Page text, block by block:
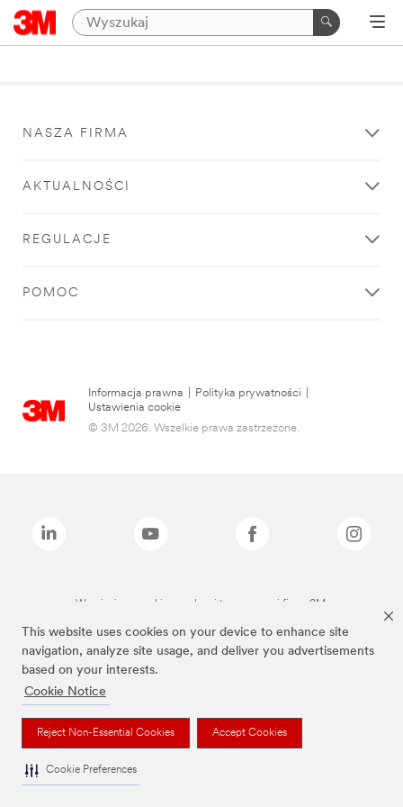
This website uses cookies on your device to enhance site
navigation, analyze site usage, and deliver you advertisements
based on your interests.
Cookie Notice
Reject Non-Essential Cookies Accept Cookies
Cookie Preferences
NASZA FIRMA
AKTUALNOŚCI
REGULACJE
POMOC
Informacja prawna Polityka prywatności
Ustawienia cookie
© 3M 2026. Wszelkie prawa zastrzeżone.
Wymienione marki są znakami towarowymi firmy 3M.